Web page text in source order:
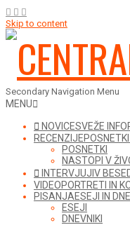
Skip to content
Secondary Navigation Menu
MENU
NOVICESVEŽE
RECENZIJE
POSNETKI
NASTOPI V
INTERVJUJI V
VIDEOPORTRETI IN
PISANJAESEJI IN
ESEJI
DNEVNIKI